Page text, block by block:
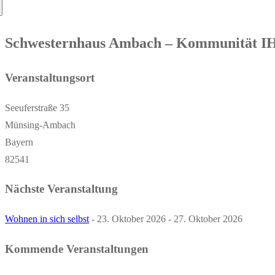
Schwesternhaus Ambach – Kommunität
Veranstaltungsort
Seeuferstraße 35
Münsing-Ambach
Bayern
82541
Nächste Veranstaltung
Wohnen in sich selbst - 23. Oktober 2026 - 27. Oktober 2026
Kommende Veranstaltungen